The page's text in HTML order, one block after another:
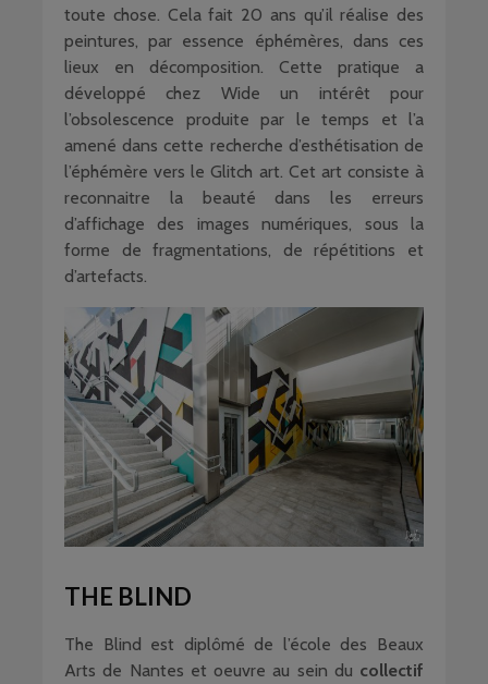
toute chose. Cela fait 20 ans qu’il réalise des
peintures, par essence éphémères, dans ces
lieux en décomposition. Cette pratique a
développé chez Wide un intérêt pour
l’obsolescence produite par le temps et l’a
amené dans cette recherche d’esthétisation de
l’éphémère vers le Glitch art. Cet art consiste à
reconnaitre la beauté dans les erreurs
d’affichage des images numériques, sous la
forme de fragmentations, de répétitions et
d’artefacts.
THE BLIND
The Blind est diplômé de l’école des Beaux
Arts de Nantes et oeuvre au sein du collectif